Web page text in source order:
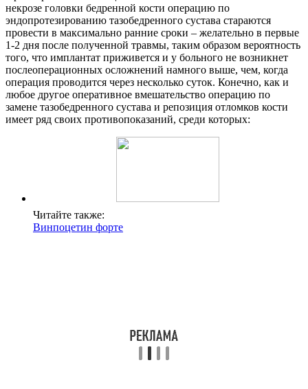
некрозе головки бедренной кости операцию по
эндопротезированию тазобедренного сустава стараются
провести в максимально ранние сроки – желательно в первые
1-2 дня после полученной травмы, таким образом вероятность
того, что имплантат приживется и у больного не возникнет
послеоперационных осложнений намного выше, чем, когда
операция проводится через несколько суток. Конечно, как и
любое другое оперативное вмешательство операцию по
замене тазобедренного сустава и репозиция отломков кости
имеет ряд своих противопоказаний, среди которых:
Читайте также:
Винпоцетин форте